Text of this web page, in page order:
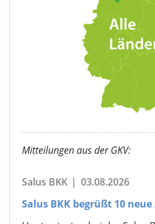
Mitteilungen aus der GKV:
Salus BKK | 03.08.2026
Salus BKK begrüßt 10